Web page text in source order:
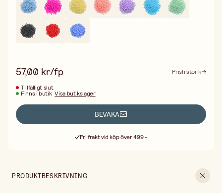
57,00 kr/fp
Prishistorik
Tillfälligt slut
Finns i butik Visa butikslager
BEVAKA
Leverans 2-4 arbetsdagar
PRODUKTBESKRIVNING